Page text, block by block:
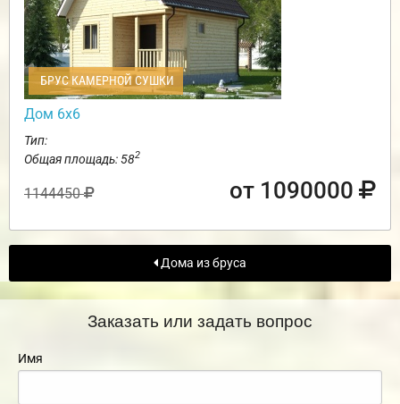
БРУС КАМЕРНОЙ СУШКИ
Дом 6х6
Тип:
Общая площадь: 582
1144450 от 1090000
Дома из бруса
Заказать или задать вопрос
Имя